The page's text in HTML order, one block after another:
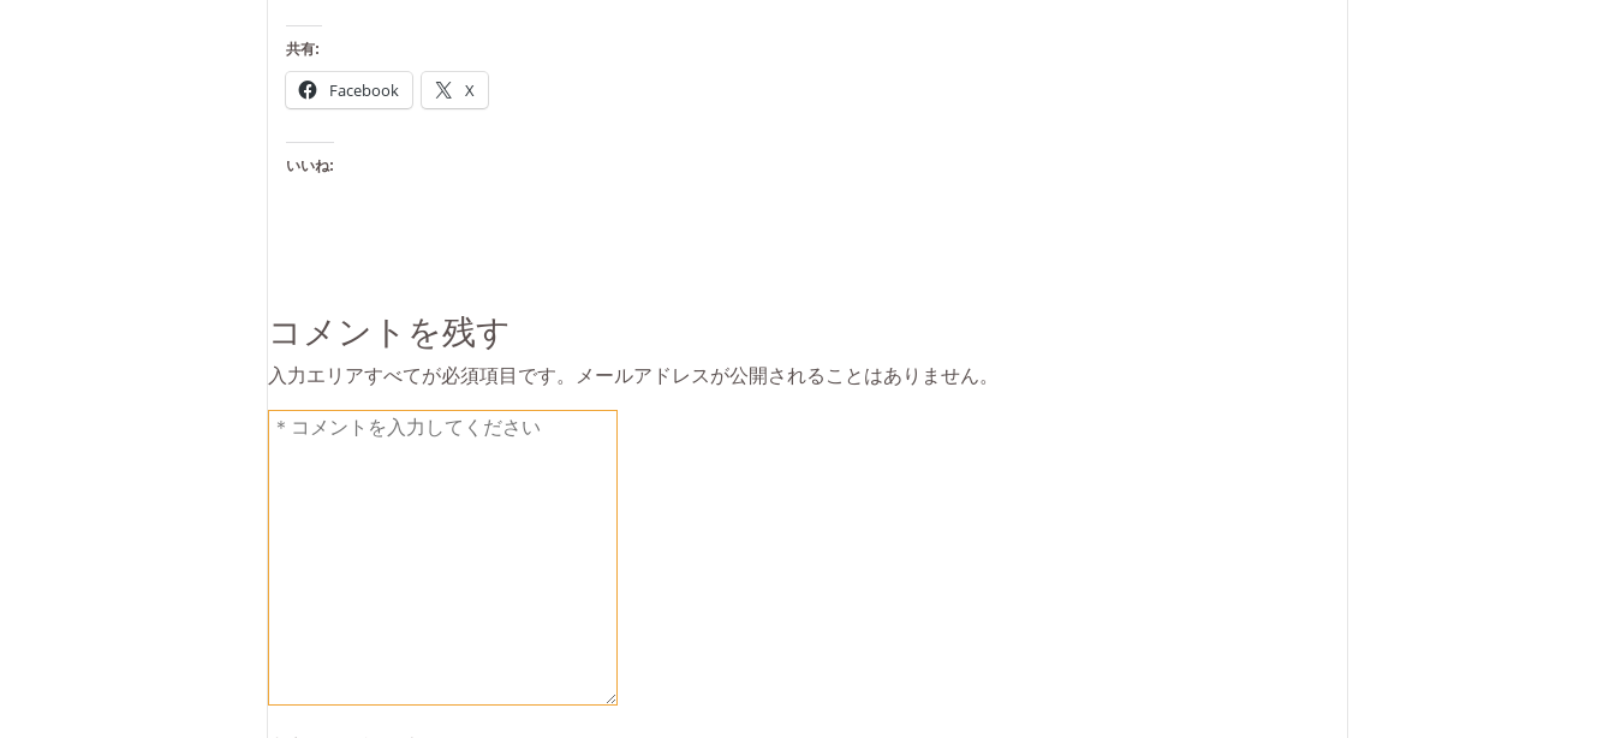
共有:
Facebook X
いいね:
コメントを残す
入力エリアすべてが必須項目です。メールアドレスが公開されることはありません。